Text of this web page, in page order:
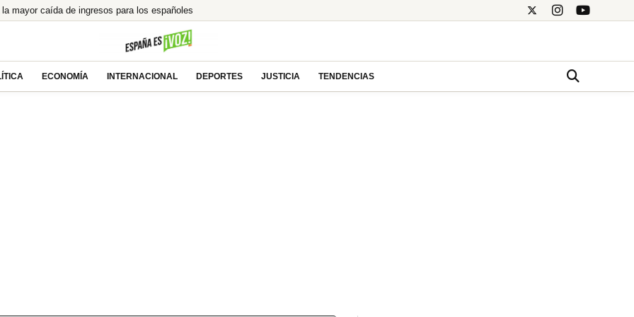
mayor caída de ingresos para los españoles
viajaron a México con Ayuso y gastaron 15.000
Joey de ‘Friends’, ¿encontró el amor
de Zalamea’: «Es un honor grandísimo»
ECONOMÍA INTERNACIONAL DEPORTES JUSTICIA TENDENCIAS